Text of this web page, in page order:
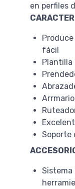
en perfiles
fácil
Plantilla
Soporte
Sistema